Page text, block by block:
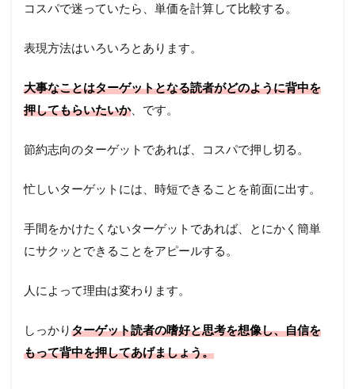
コスパで迷っていたら、単価を計算して比較する。
表現方法はいろいろとあります。
大事なことはターゲットとなる読者がどのように背中を
押してもらいたいか、です。
節約志向のターゲットであれば、コスパで押し切る。
忙しいターゲットには、時短できることを前面に出す。
手間をかけたくないターゲットであれば、とにかく簡単
にサクッとできることをアピールする。
人によって理由は変わります。
しっかりターゲット読者の嗜好と思考を想像し、自信を
もって背中を押してあげましょう。